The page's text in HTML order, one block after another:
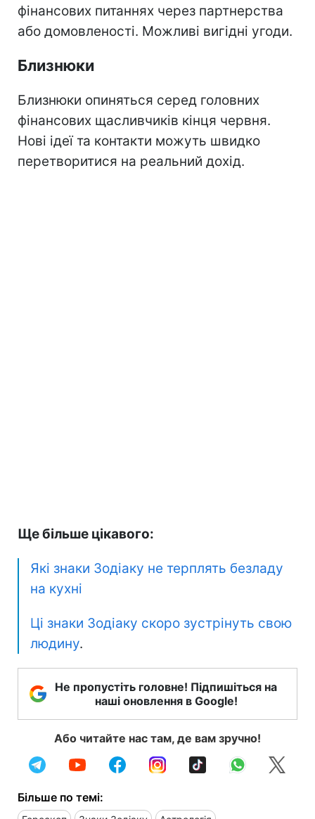
фінансових питаннях через партнерства
або домовленості. Можливі вигідні угоди.
Близнюки
Близнюки опиняться серед головних
фінансових щасливчиків кінця червня.
Нові ідеї та контакти можуть швидко
перетворитися на реальний дохід.
Ще більше цікавого:
Які знаки Зодіаку не терплять безладу
на кухні
Ці знаки Зодіаку скоро зустрінуть свою
людину.
Не пропустіть головне! Підпишіться на
наші оновлення в Google!
Або читайте нас там, де вам зручно!
Більше по темі: